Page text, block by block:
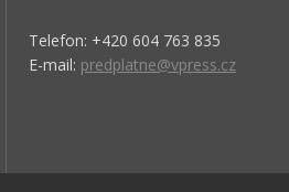
Telefon: +420 604 763 835
E-mail: predplatne@vpress.cz